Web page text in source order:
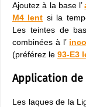
Ajoutez à la base l’
M4 lent si la
Les teintes de
combinées à l’
(préférez le 93-E3
Application de
Les laques de la